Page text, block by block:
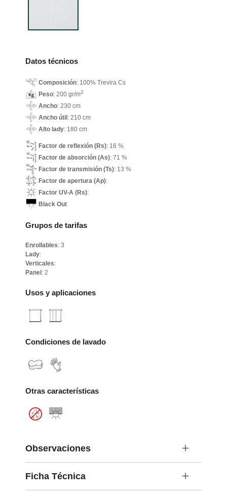
Datos técnicos
Composición: 100% Trevira Cs
Peso: 200 gr/m2
Ancho: 230 cm
Ancho útil : 210 cm
Alto lady: 180 cm
Factor de reflexión (Rs): 16 %
Factor de absorción (As): 71 %
Factor de transmisión (Ts): 13 %
Factor de apertura (Ap):
Factor UV-A (Rs):
Black Out
Grupos de tarifas
Enrollables: 3
Lady:
Verticales:
Panel : 2
Usos y aplicaciones
Condiciones de lavado
Otras características
Observaciones
Ficha Técnica